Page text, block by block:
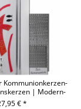
Kommunionkerzen-
| Modern-
Rot€ *